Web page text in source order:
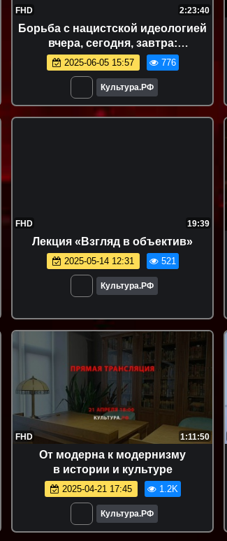
FHD 2:23:40
Борьба с нацистской идеологией
вчера, сегодня, завтра:
дискуссионная площадка
2025-06-05 15:57 776
Культура.РФ
FHD 19:39
Лекция «Взгляд в объектив»
2025-05-14 12:31 521
Культура.РФ
FHD 1:11:50
От модерна к модернизму
в истории и культуре
2025-04-21 17:45 1.2K
Культура.РФ